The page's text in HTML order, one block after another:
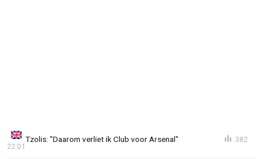
Tzolis: "Daarom verliet ik Club voor Arsenal"
22:01
382